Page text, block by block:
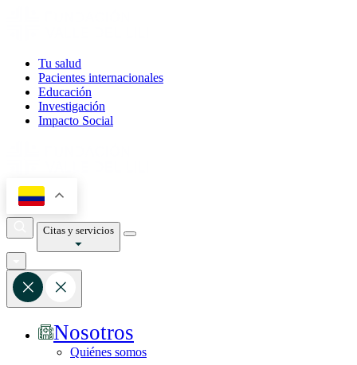
Tu salud
Pacientes internacionales
Educación
Investigación
Impacto Social
Citas y servicios
Nosotros
Quiénes somos